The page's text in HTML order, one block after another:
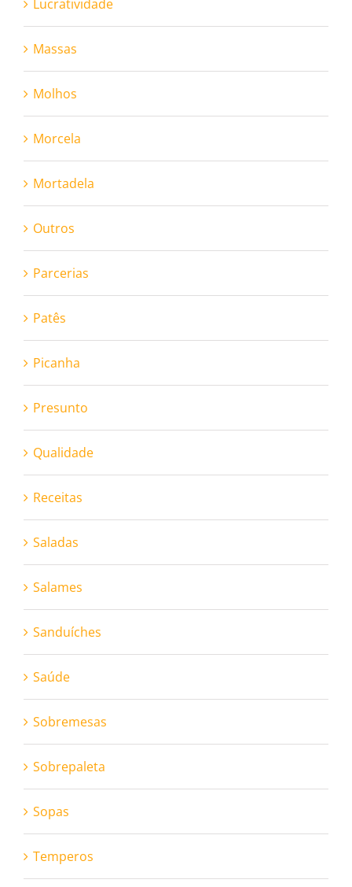
Lucratividade
Massas
Molhos
Morcela
Mortadela
Outros
Parcerias
Patês
Picanha
Presunto
Qualidade
Receitas
Saladas
Salames
Sanduíches
Saúde
Sobremesas
Sobrepaleta
Sopas
Temperos